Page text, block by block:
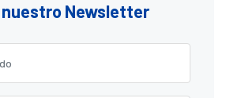
Newsletter